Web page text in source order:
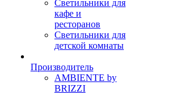
Светильники для
кафе и
ресторанов
Светильники для
детской комнаты
Производитель
AMBIENTE by
BRIZZI